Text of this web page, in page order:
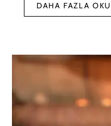
DAHA FAZLA OKU